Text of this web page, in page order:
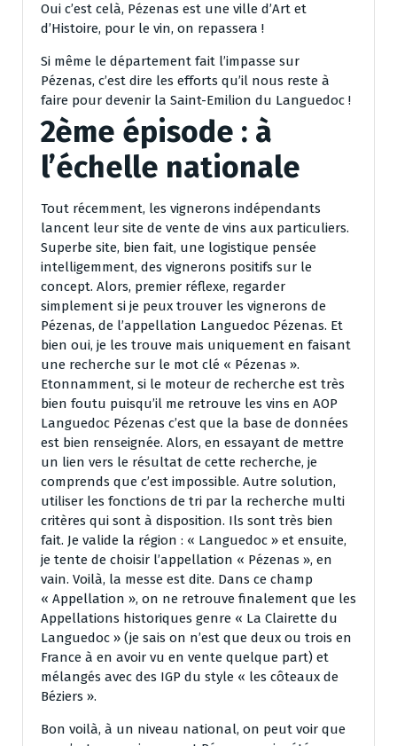
Oui c’est celà, Pézenas est une ville d’Art et
d’Histoire, pour le vin, on repassera !
Si même le département fait l’impasse sur
Pézenas, c’est dire les efforts qu’il nous reste à
faire pour devenir la Saint-Emilion du Languedoc !
2ème épisode : à
l’échelle nationale
Tout récemment, les vignerons indépendants
lancent leur site de vente de vins aux particuliers.
Superbe site, bien fait, une logistique pensée
intelligemment, des vignerons positifs sur le
concept. Alors, premier réflexe, regarder
simplement si je peux trouver les vignerons de
Pézenas, de l’appellation Languedoc Pézenas. Et
bien oui, je les trouve mais uniquement en faisant
une recherche sur le mot clé « Pézenas ».
Etonnamment, si le moteur de recherche est très
bien foutu puisqu’il me retrouve les vins en AOP
Languedoc Pézenas c’est que la base de données
est bien renseignée. Alors, en essayant de mettre
un lien vers le résultat de cette recherche, je
comprends que c’est impossible. Autre solution,
utiliser les fonctions de tri par la recherche multi
critères qui sont à disposition. Ils sont très bien
fait. Je valide la région : « Languedoc » et ensuite,
je tente de choisir l’appellation « Pézenas », en
vain. Voilà, la messe est dite. Dans ce champ
« Appellation », on ne retrouve finalement que les
Appellations historiques genre « La Clairette du
Languedoc » (je sais on n’est que deux ou trois en
France à en avoir vu en vente quelque part) et
mélangés avec des IGP du style « les côteaux de
Béziers ».
Bon voilà, à un niveau national, on peut voir que